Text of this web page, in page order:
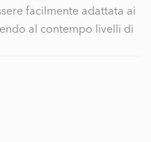
facilmente adattata ai
al contempo livelli di